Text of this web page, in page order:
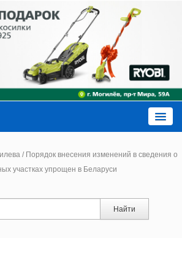
/Порядок внесения изменений в сведения о
участках упрощен в Беларуси
Найти